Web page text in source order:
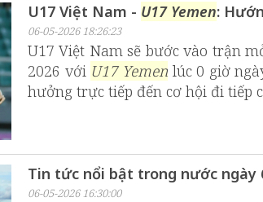
U17 Việt Nam - U17 Yemen:
06-05-2026 18:26:23
U17 Việt Nam sẽ bước vào trận
2026 với U17 Yemenlúc 0 giờ
hưởng trực tiếp đến cơ hội đi tiếp
Tin tức nổi bật trong nước ngày
06-05-2026 16:30:00